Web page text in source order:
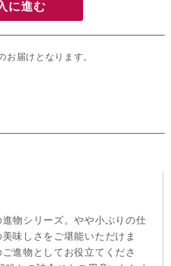
に進む
お届けとなります。
物シリーズ。やや小ぶりの仕
味しさをご堪能いただけま
進物としてお役立てくださ